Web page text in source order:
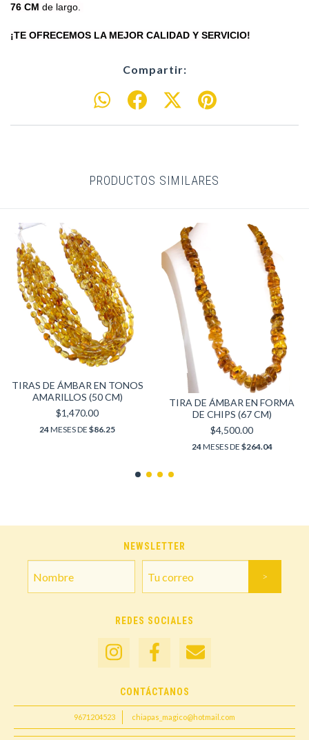
76 CM de largo.
¡TE OFRECEMOS LA MEJOR CALIDAD Y SERVICIO!
Compartir:
PRODUCTOS SIMILARES
TIRAS DE ÁMBAR EN TONOS
AMARILLOS (50 CM)
$1,470.00
24MESES DE $86.25
TIRA DE ÁMBAR EN FORMA
DE CHIPS (67 CM)
$4,500.00
24MESES DE $264.04
NEWSLETTER
REDES SOCIALES
CONTÁCTANOS
9671204523 chiapas_magico@hotmail.com